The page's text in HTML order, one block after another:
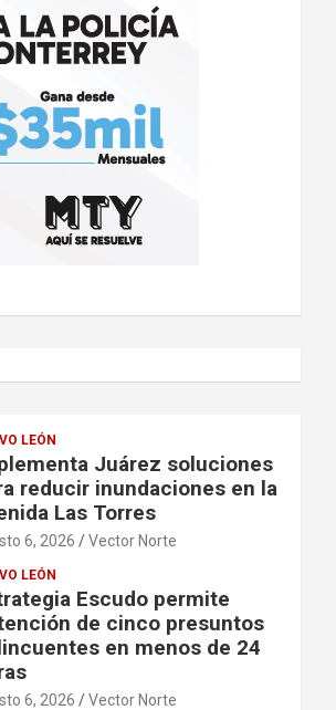
LEÓN
Juárez soluciones
reducir inundaciones en la
Las Torres
6, 2026 Vector Norte
LEÓN
Escudo permite
de cinco presuntos
en menos de 24
6, 2026 Vector Norte